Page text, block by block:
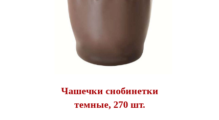
Чашечки снобинетки
темные, 270 шт.